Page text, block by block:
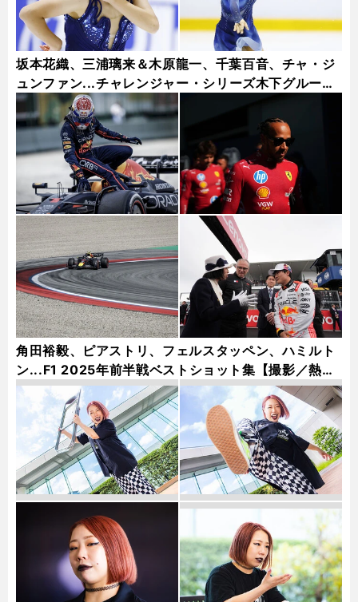
坂本花織、三浦璃来＆木原龍一、千葉百音、チャ・ジ
ュンファン...チャレンジャー・シリーズ木下グループ
杯フォトギャラリー
角田裕毅、ピアストリ、フェルスタッペン、ハミルト
ン...F1 2025年前半戦ベストショット集【撮影／熱田
護＆桜井淳雄】